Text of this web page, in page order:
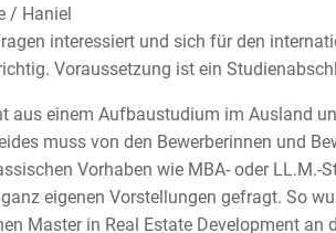
/ Haniel
interessiert und sich für den
Voraussetzung ist ein
aus einem Aufbaustudium im Ausland
muss von den Bewerberinnen und
Vorhaben wie MBA- oder LL.M.-
eigenen Vorstellungen gefragt. So
Master in Real Estate Development an